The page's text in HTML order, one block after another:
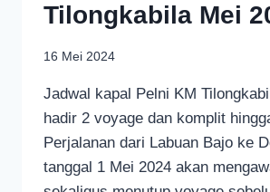
Tilongkabila Mei
16 Mei 2024
Jadwal kapal Pelni KM
hadir 2 voyage dan komplit
Perjalanan dari Labuan Bajo ke
tanggal 1 Mei 2024 akan